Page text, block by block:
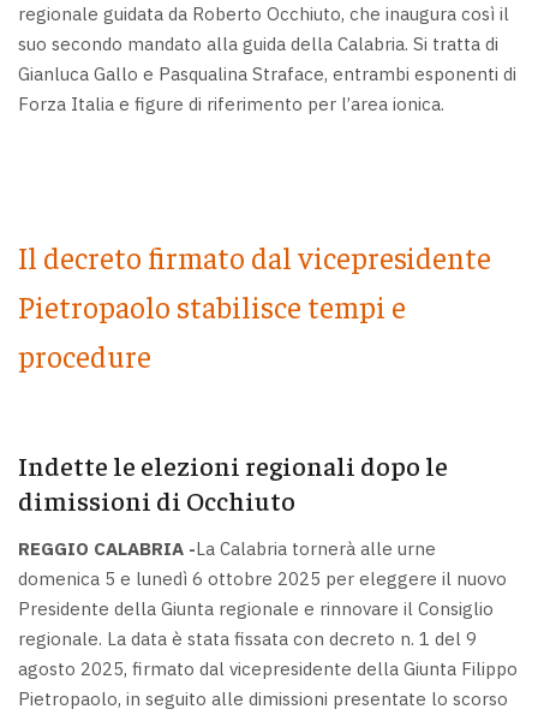
regionale guidata da Roberto Occhiuto, che inaugura così il
suo secondo mandato alla guida della Calabria. Si tratta di
Gianluca Gallo e Pasqualina Straface, entrambi esponenti di
Forza Italia e figure di riferimento per l’area ionica.
Il decreto firmato dal vicepresidente
Pietropaolo stabilisce tempi e
procedure
Indette le elezioni regionali dopo le
dimissioni di Occhiuto
REGGIO CALABRIA -La Calabria tornerà alle urne
domenica 5 e lunedì 6 ottobre 2025 per eleggere il nuovo
Presidente della Giunta regionale e rinnovare il Consiglio
regionale. La data è stata fissata con decreto n. 1 del 9
agosto 2025, firmato dal vicepresidente della Giunta Filippo
Pietropaolo, in seguito alle dimissioni presentate lo scorso